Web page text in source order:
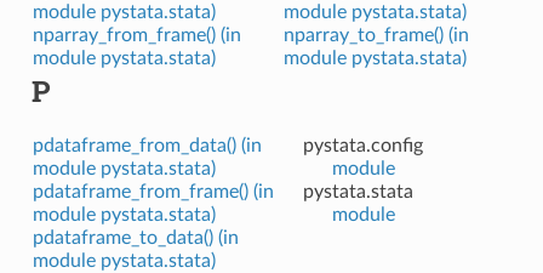
module pystata.stata)
nparray_from_frame() (in
module pystata.stata)
module pystata.stata)
nparray_to_frame() (in
module pystata.stata)
P
pdataframe_from_data() (in
module pystata.stata)
pdataframe_from_frame() (in
module pystata.stata)
pdataframe_to_data() (in
module pystata.stata)
pystata.config
module
pystata.stata
module